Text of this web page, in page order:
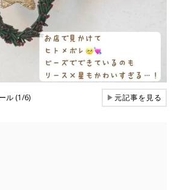
ル (1/6) ▶元記事を見る